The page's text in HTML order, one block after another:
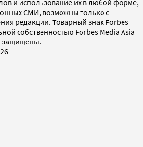
и использование их в любой форме,
СМИ, возможны только с
редакции. Товарный знак Forbes
собственностью Forbes Media Asia
защищены.